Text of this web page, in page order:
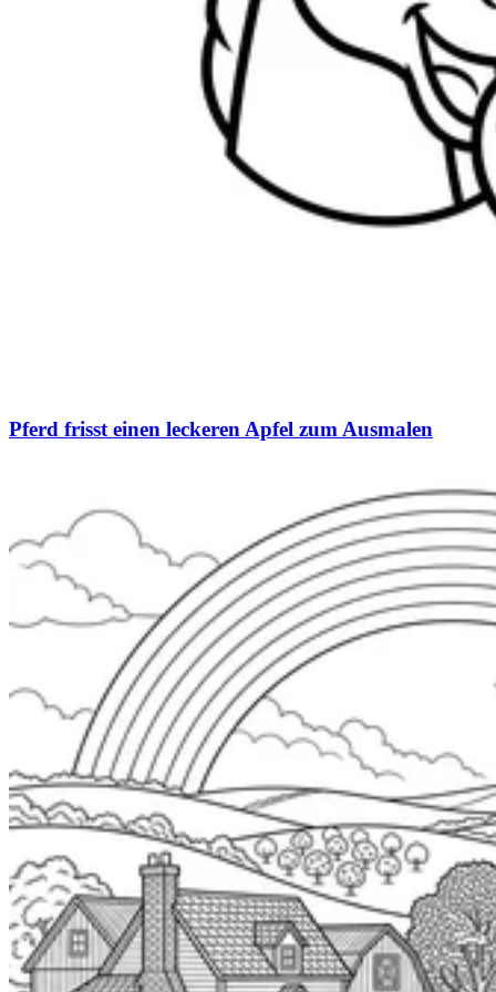
Pferd frisst einen leckeren Apfel zum Ausmalen